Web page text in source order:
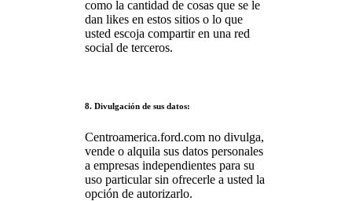
como la cantidad de cosas que se le
dan likes en estos sitios o lo que
usted escoja compartir en una red
social de terceros.
8. Divulgación de sus datos:
Centroamerica.ford.com no divulga,
vende o alquila sus datos personales
a empresas independientes para su
uso particular sin ofrecerle a usted la
opción de autorizarlo.